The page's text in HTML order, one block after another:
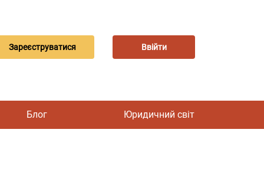
Зареєструватися Ввійти
Блог Юридичний світ